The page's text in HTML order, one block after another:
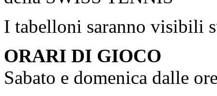
I tabelloni saranno visibili
ORARI DI GIOCO
Sabato e domenica dalle